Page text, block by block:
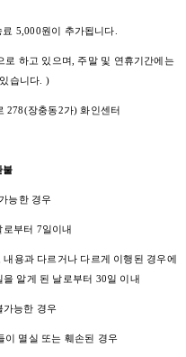
5,000원이 추가됩니다.
하고 있으며, 주말 및 연휴기간에는
습니다. )
278(장충동2가) 화인센터
불
능한 경우
부터 7일이내
용과 다르거나 다르게 이행된 경우에
알게 된 날로부터 30일 이내
가능한 경우
이 멸실 또는 훼손된 경우